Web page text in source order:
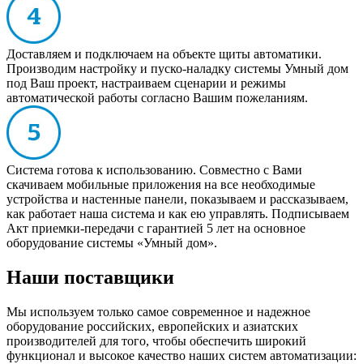
Доставляем и подключаем на объекте щиты автоматики.
Производим настройку и пуско-наладку системы Умный дом
под Ваш проект, настраиваем сценарии и режимы
автоматической работы согласно Вашим пожеланиям.
Система готова к использованию. Совместно с Вами
скачиваем мобильные приложения на все необходимые
устройства и настенные панели, показываем и рассказываем,
как работает наша система и как ею управлять. Подписываем
Акт приемки-передачи с гарантией 5 лет на основное
оборудование системы «Умный дом».
Наши поставщики
Мы используем только самое современное и надежное
оборудование российских, европейских и азиатских
производителей для того, чтобы обеспечить широкий
функционал и высокое качество наших систем автоматизации: